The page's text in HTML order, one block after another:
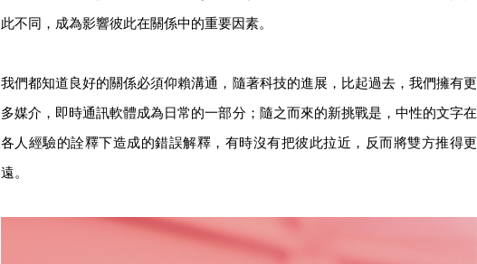
此不同，成為影響彼此在關係中的重要因素。
我們都知道良好的關係必須仰賴溝通，隨著科技的進展，比起過去，我們擁有更
多媒介，即時通訊軟體成為日常的一部分；隨之而來的新挑戰是，中性的文字在
各人經驗的詮釋下造成的錯誤解釋，有時沒有把彼此拉近，反而將雙方推得更
遠。